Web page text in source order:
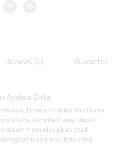
Reviews (0) Guarantee
Analisis Data
Dosen, Praktisi dan Dunia
kami berharap dapat
dalam menyelesaikan studi
karya tulis yang